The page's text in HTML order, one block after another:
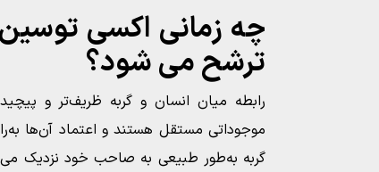
چه زمانی اکسی
ترشح می‌ شود؟
رابطه میان انسان و گربه ظریف‌تر و
موجوداتی مستقل هستند و اعتماد آن‌ها
گربه به‌طور طبیعی به صاحب خود نزدیک